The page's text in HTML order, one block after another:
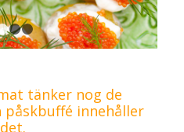
1 2 3 4
tänker nog de
påskbuffé innehåller